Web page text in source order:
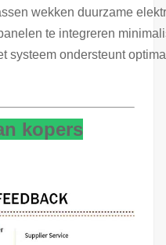
wekken duurzame
te integreren
systeem ondersteunt
kopers